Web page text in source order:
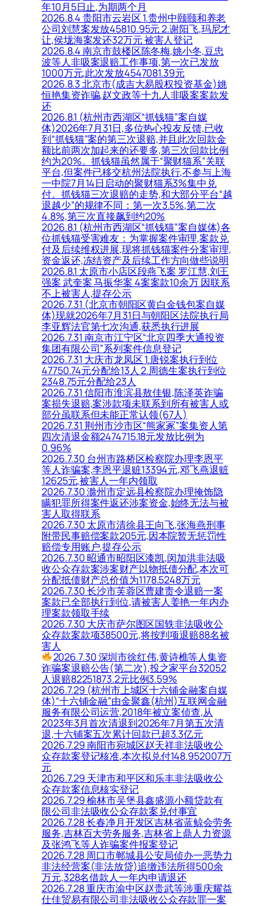
年10月5日止,为期两个月
2026.8.4 贵阳市云岩区 1.贵州中颐颐和养老
公司刘慧案发放45810.95元 2.谢阳飞,玛尼才
让,侯垅海案发还32万元 被害人登记
2026.8.4 南京市鼓楼区陈冬梅,姚小冬,豆忠
波等人非吸案退赔工作事项,第一次已发放
1000万元,此次发放4547081.39元
2026.8.3 北京市(成吉大易股权投资基金)姚
恒艳集资诈骗,赵文政等十九人非吸案案款发
还
2026.8.1 (杭州市西湖区“抓钱猫”案自媒
体)2026年7月31日,多位热心投友反馈,已收
到“抓钱猫”案的第三次退赔,并且此次回款金
额比前两次加起来的还要多,第三次回款比例
约为20%。抓钱猫虽然属于“聚财猫系”关联
平台,但案件已移交杭州法院执行,不参与上海
一中院7月14日启动的聚财猫系3%集中兑
付。抓钱猫三次退赔的走势,和大部分平台“越
退越少”的规律不同：第一次3.5%,第二次
4.8%,第三次直接飙到约20%
2026.8.1 (杭州市西湖区“抓钱猫”案自媒体)各
位抓钱猫受害难友：为掌握案件审理,案款兑
付及后续维权进展,现将抓钱猫案件分案审理,
资金返还,冻结资产及后续工作方向做些说明
2026.8.1 太原市小店区段燕飞案 罗江慧,刘王
强案 武奎案 马振华案 4案案款10余万 因联系
不上被害人,提存公示
2026.7.31 (北京市朝阳区黄白金钱包案自媒
体)现就2026年7月31日与朝阳区法院执行局
李亚辉法官第七次沟通,获悉执行进展
2026.7.31 南京市江宁区“北京四季大通投资
集团有限公司”系列案件信息登记
2026.7.31 大庆市龙凤区 1.唐锐案执行到位
47750.74元分配给13人 2.周德生案执行到位
2348.75元分配给23人
2026.7.31 信阳市淮滨县敖佳银,陈泽英诈骗
案损失退赔,案涉款项未联系到所有被害人或
部分虽联系但未能正常认领(67人)
2026.7.31 荆州市沙市区“熊家冢”案集资人第
四次清退金额2474715.18元发放比例为
0.96%
2026.7.30 台州市路桥区检察院办理李恩平
等人诈骗案,李恩平退赃13394元,邓飞燕退赃
12625元,被害人一年内领取
2026.7.30 滁州市定远县检察院办理掩饰隐
瞒犯罪所得案件返还涉案资金,始终无法与被
害人取得联系
2026.7.30 太原市清徐县王向飞,张海燕刑事
附带民事赔偿案款205元,因本院暂无惩罚性
赔偿专用账户,提存公示
2026.7.30 昭通市昭阳区漆凯,闵加洪非法吸
收公众存款案涉案财产以物抵债分配,本次可
分配抵债财产总价值为1178.5248万元
2026.7.30 长沙市芙蓉区曹建责令退赔一案
案款已全部执行到位,请被害人姜艳一年内办
理案款领取手续
2026.7.30 大庆市萨尔图区国轶非法吸收公
众存款案款项38500元,将按判项退赔88名被
害人
2026.7.30 深圳市徐红伟,黄诗樵等人集资
诈骗案退赔公告(第二次),投之家平台32052
人退赔82251873.2元比例3.59%
2026.7.29 (杭州市上城区十六铺金融案自媒
体)“十六铺金融”由金聚鑫(杭州)互联网金融
服务有限公司运营,2018年被立案侦查,从
2023年3月首次清退到2026年7月第五次清
退,十六铺案五次累计回款已超3.3亿元
2026.7.29 南阳市宛城区赵天祥非法吸收公
众存款案登记核准,本次拟兑付148.952007万
元
2026.7.29 天津市和平区和乐丰非法吸收公
众存款案信息核实登记
2026.7.29 榆林市吴堡县鑫盛源小额贷款有
限公司非法吸收公众存款案兑付事宜
2026.7.28 长春净月开发区吉林省蓝鲸会劳务
服务,吉林百大劳务服务,吉林省上鼎人力资源
及张鸿飞等人诈骗案件报案登记
2026.7.28 周口市郸城县公安局侦办一恶势力
非法经营案(非法放贷)追缴违法所得500余
万元,328名借款人一年内申请退还
2026.7.28 重庆市渝中区赵贵武等涉重庆耀益
仕佳贸易有限公司非法吸收公众存款罪一案